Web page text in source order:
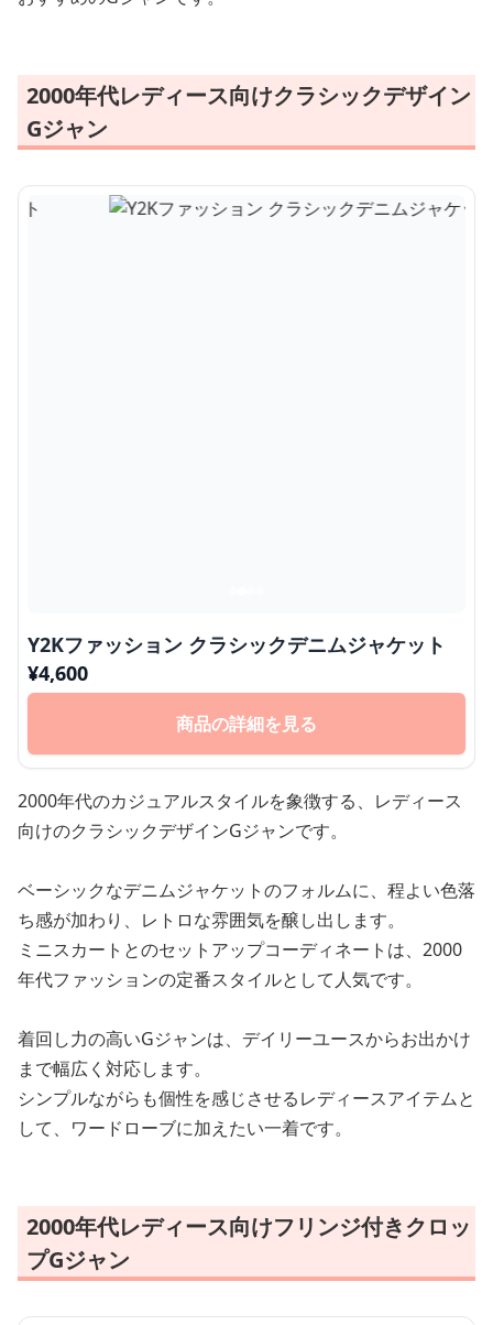
2000年代レディース向けクラシックデザイン
Gジャン
Y2Kファッション クラシックデニムジャケット
¥4,600
商品の詳細を見る
2000年代のカジュアルスタイルを象徴する、レディース
向けのクラシックデザインGジャンです。
ベーシックなデニムジャケットのフォルムに、程よい色落
ち感が加わり、レトロな雰囲気を醸し出します。
ミニスカートとのセットアップコーディネートは、2000
年代ファッションの定番スタイルとして人気です。
着回し力の高いGジャンは、デイリーユースからお出かけ
まで幅広く対応します。
シンプルながらも個性を感じさせるレディースアイテムと
して、ワードローブに加えたい一着です。
2000年代レディース向けフリンジ付きクロッ
プGジャン